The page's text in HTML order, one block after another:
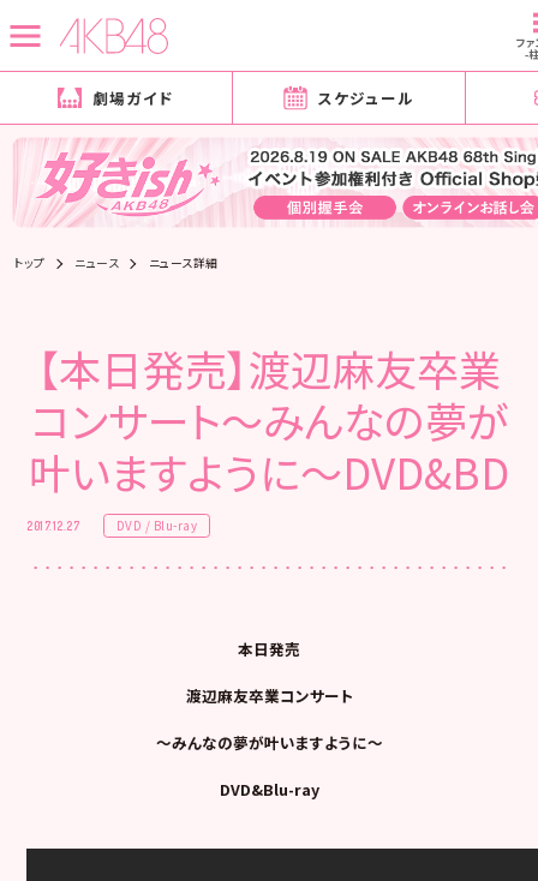
ファ
-
劇場ガイド スケジュール
トップ ニュース ニュース詳細
【本日発売】渡辺麻友卒業
コンサート～みんなの夢が
叶いますように～DVD&BD
2017.12.27 DVD / Blu-ray
本日発売
渡辺麻友卒業コンサート
～みんなの夢が叶いますように～
DVD&Blu-ray